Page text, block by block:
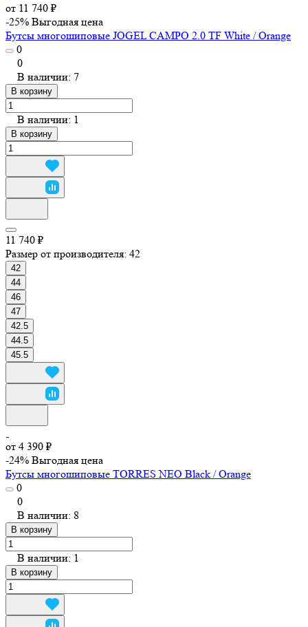
от 11 740 ₽
-25% Выгодная цена
Бутсы многошиповые JOGEL CAMPO 2.0 TF White / Orange
0
0
В наличии: 7
В корзину
В наличии: 1
В корзину
11 740 ₽
Размер от производителя: 42
42
44
46
47
42.5
44.5
45.5
от 4 390 ₽
-24% Выгодная цена
Бутсы многошиповые TORRES NEO Black / Orange
0
0
В наличии: 8
В корзину
В наличии: 1
В корзину